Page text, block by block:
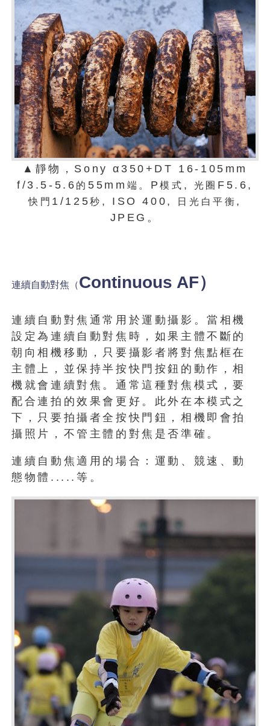
▲靜物，Sony α350+DT 16-105mm
f/3.5-5.6 的 55mm 端。 P模式 , 光圈 F5.6,
快門 1/125秒 , ISO 400, 日光白平衡 ,
JPEG。
連續自動對焦（Continuous AF）
連續自動對焦通常用於運動攝影。當相機
設定為連續自動對焦時，如果主體不斷的
朝向相機移動，只要攝影者將對焦點框在
主體上，並保持半按快門按鈕的動作，相
機就會連續對焦。通常這種對焦模式，要
配合連拍的效果會更好。此外在本模式之
下，只要拍攝者全按快門鈕，相機即會拍
攝照片，不管主體的對焦是否準確。
連續自動焦適用的場合：運動、競速、動
態物體.....等。